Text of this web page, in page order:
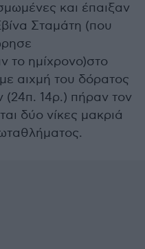
και έπαιξαν
Σταμάτη (που
το ημίχρονο)στο
αιχμή του δόρατος
14ρ.) πήραν τον
δύο νίκες μακριά